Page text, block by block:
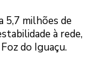
5,7 milhões de
à rede,
do Iguaçu.